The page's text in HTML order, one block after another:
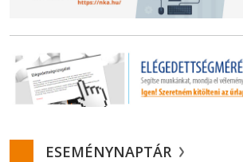
ESEMÉNYNAPTÁR